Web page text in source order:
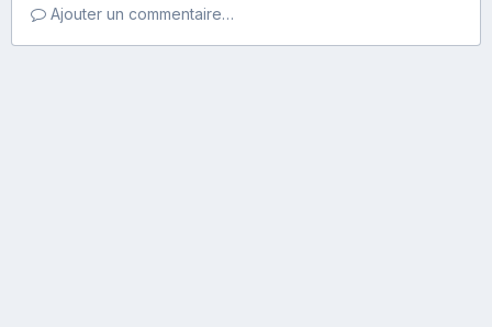
Ajouter un commentaire…